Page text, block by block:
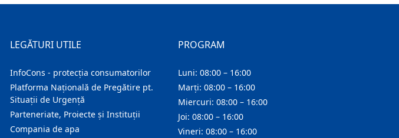
LEGĂTURI UTILE
InfoCons - protecția consumatorilor
Platforma Națională de Pregătire pt.
Situații de Urgență
Parteneriate, Proiecte și Instituții
Compania de apa
PROGRAM
Luni: 08:00 – 16:00
Marți: 08:00 – 16:00
Miercuri: 08:00 – 16:00
Joi: 08:00 – 16:00
Vineri: 08:00 – 16:00